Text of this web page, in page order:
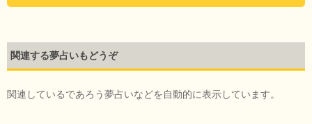
関連する夢占いもどうぞ
関連しているであろう夢占いなどを自動的に表示しています。